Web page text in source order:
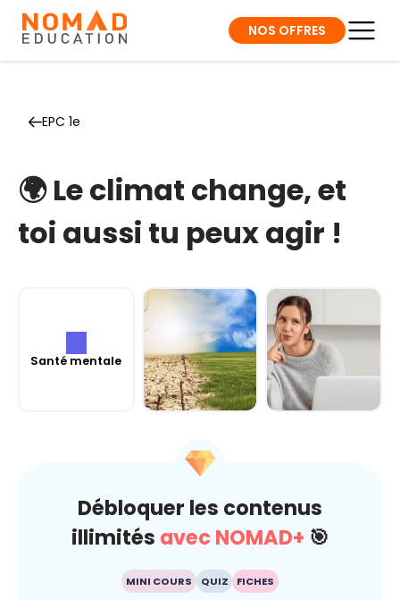
NOS OFFRES
EPC 1e
🌍 Le climat change, et
toi aussi tu peux agir !
Santé mentale
Climat
Débloquer les contenus
illimités avec NOMAD+ 🎯
MINI COURS QUIZ FICHES